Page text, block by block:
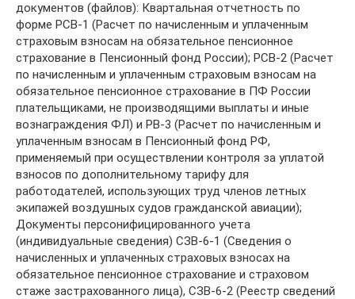
документов (файлов): Квартальная отчетность по
форме РСВ-1 (Расчет по начисленным и уплаченным
страховым взносам на обязательное пенсионное
страхование в Пенсионный фонд России); РСВ-2 (Расчет
по начисленным и уплаченным страховым взносам на
обязательное пенсионное страхование в ПФ России
плательщиками, не производящими выплаты и иные
вознаграждения ФЛ) и РВ-3 (Расчет по начисленным и
уплаченным взносам в Пенсионный фонд РФ,
применяемый при осуществлении контроля за уплатой
взносов по дополнительному тарифу для
работодателей, использующих труд членов летных
экипажей воздушных судов гражданской авиации);
Документы персонифицированного учета
(индивидуальные сведения) СЗВ-6-1 (Сведения о
начисленных и уплаченных страховых взносах на
обязательное пенсионное страхование и страховом
стаже застрахованного лица), СЗВ-6-2 (Реестр сведений